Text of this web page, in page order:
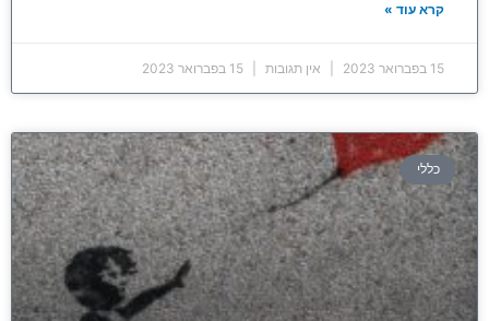
קרא עוד »
15 בפברואר 2023 אין תגובות 15 בפברואר 2023
כללי